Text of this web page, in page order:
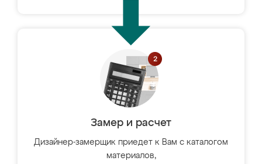
Замер и расчет
Дизайнер-замерщик приедет к Вам с каталогом
материалов,